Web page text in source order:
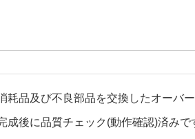
品及び不良部品を交換したオーバー
後に品質チェック(動作確認)済みで